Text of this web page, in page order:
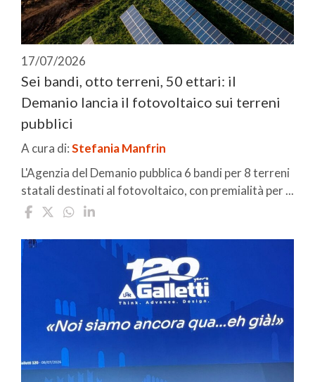
17/07/2026
Sei bandi, otto terreni, 50 ettari: il
Demanio lancia il fotovoltaico sui terreni
pubblici
A cura di:Stefania Manfrin
L'Agenzia del Demanio pubblica 6 bandi per 8 terreni
statali destinati al fotovoltaico, con premialità per ...